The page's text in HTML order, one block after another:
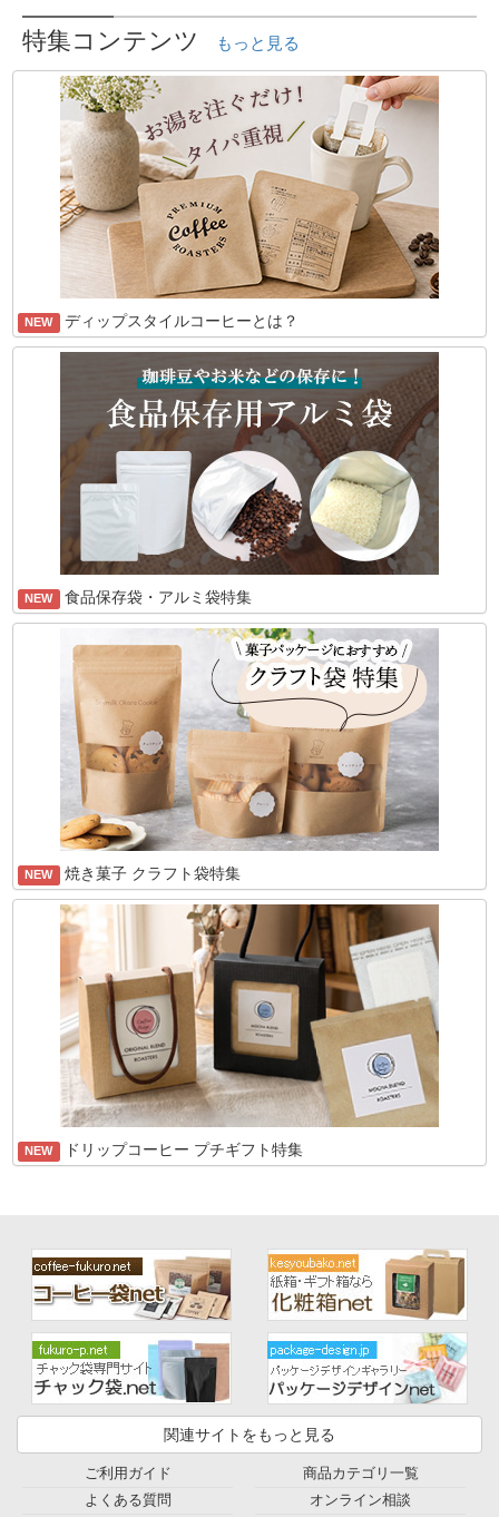
特集コンテンツ もっと見る
NEW ディップスタイルコーヒーとは？
NEW 食品保存袋・アルミ袋特集
NEW 焼き菓子 クラフト袋特集
NEW ドリップコーヒー プチギフト特集
関連サイトをもっと見る
ご利用ガイド
よくある質問
商品カテゴリ一覧
オンライン相談